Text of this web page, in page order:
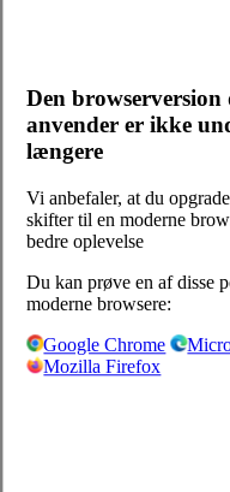
Den browserversion
anvender er ikke
længere
Vi anbefaler, at du
skifter til en moderne
bedre oplevelse
Du kan prøve en af disse
moderne browsere:
Google Chrome
Mozilla Firefox
Cookies og persondata
Presserum
Whistleblowerordning
LinkedIn
Sjælland/Fyn:
Centervej 1
4180 Sorø
+45 57 87 04 00
salg-soro@hoka.dk